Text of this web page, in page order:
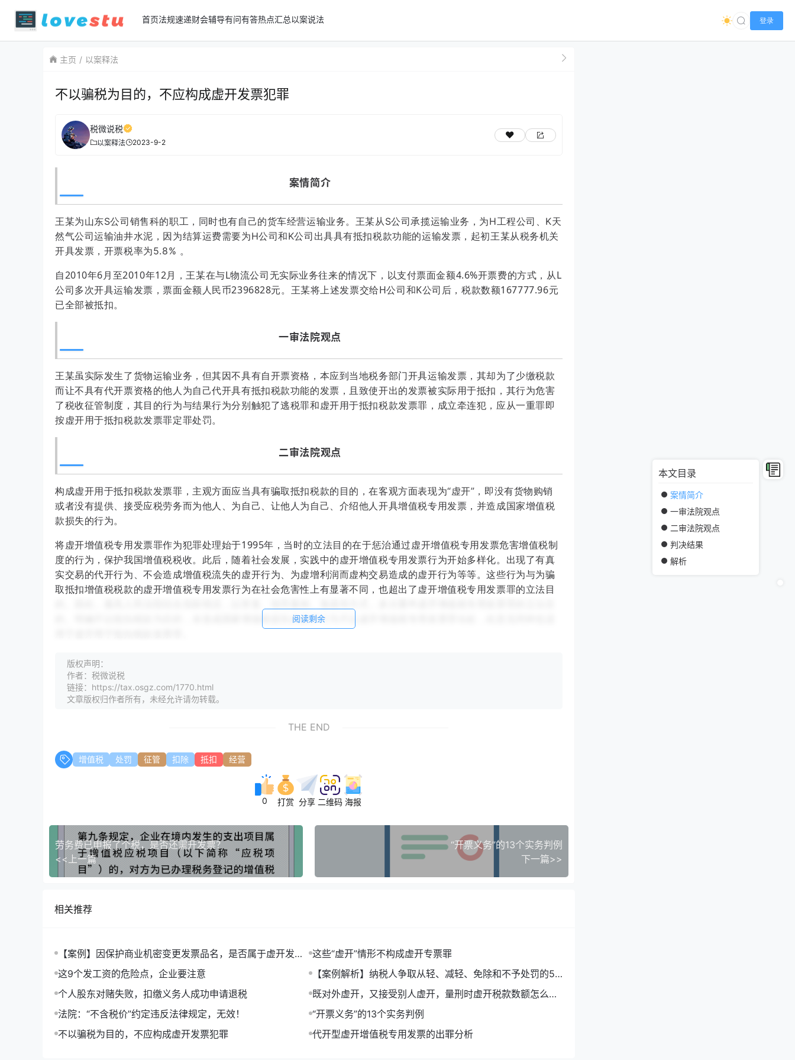
本文目录
案情简介
一审法院观点
二审法院观点
判决结果
解析
首页法规速递财会辅导有问有答热点汇总以案说法 登录
主页 以案释法
不以骗税为目的，不应构成虚开发票犯罪
税微说税
以案释法 2023-9-2
案情简介
王某为山东S公司销售科的职工，同时也有自己的货车经营运输业务。王某从S公司承揽运输业务，为H工程公司、K天
然气公司运输油井水泥，因为结算运费需要为H公司和K公司出具具有抵扣税款功能的运输发票，起初王某从税务机关
开具发票，开票税率为5.8% 。
自2010年6月至2010年12月，王某在与L物流公司无实际业务往来的情况下，以支付票面金额4.6%开票费的方式，从L
公司多次开具运输发票，票面金额人民币2396828元。王某将上述发票交给H公司和K公司后，税款数额167777.96元
已全部被抵扣。
一审法院观点
王某虽实际发生了货物运输业务，但其因不具有自开票资格，本应到当地税务部门开具运输发票，其却为了少缴税款
而让不具有代开票资格的他人为自己代开具有抵扣税款功能的发票，且致使开出的发票被实际用于抵扣，其行为危害
了税收征管制度，其目的行为与结果行为分别触犯了逃税罪和虚开用于抵扣税款发票罪，成立牵连犯，应从一重罪即
按虚开用于抵扣税款发票罪定罪处罚。
二审法院观点
构成虚开用于抵扣税款发票罪，主观方面应当具有骗取抵扣税款的目的，在客观方面表现为“虚开”，即没有货物购销
或者没有提供、接受应税劳务而为他人、为自己、让他人为自己、介绍他人开具增值税专用发票，并造成国家增值税
款损失的行为。
将虚开增值税专用发票罪作为犯罪处理始于1995年，当时的立法目的在于惩治通过虚开增值税专用发票危害增值税制
度的行为，保护我国增值税税收。此后，随着社会发展，实践中的虚开增值税专用发票行为开始多样化。出现了有真
实交易的代开行为、不会造成增值税流失的虚开行为、为虚增利润而虚构交易造成的虚开行为等等。这些行为与为骗
取抵扣增值税税款的虚开增值税专用发票行为在社会危害性上有显著不同，也超出了虚开增值税专用发票罪的立法目
的。明确不以抵扣税款为目的，未造成国家增值税损失的虚开行为不以虚开增值税专用发票罪论处，此意见同样也适
在本案中，S公司、受票单位均能证实被告人王某提供了真实的运输业务，不存在无真实货物交易虚开增值税专用发票
的行为，且开具的增值税专用发票都是按照真实的运费数额开具的。其开发票的目的是为了与收货单位结算运费，而
不是抵扣税款。原审判决也认可王某实际发生了货物运输业务。因此在案证据不能证实王某主观上有骗取抵扣税款的
故意。
其次，本案客观上并未造成国家税款的流失。如前所述，被告人王某为受票单位提供了真实的运输业务，开具的运费
行条例》第八条的规定，依法享有按7%的扣除率抵扣进项税款的权利。原审判决认定的“H公司和K公司用上述发票抵
扣税款167777.96元”系依法抵扣，并未造成国家税款的损失。
综上，被告人王某主观上没有骗取抵扣税款的犯罪故意，客观上既没有用于自己抵扣税款，也没有让他人以此非法抵
扣国家税款，没有造成国家税款的损失，不构成虚开用于抵扣税款发票罪。
王某的行为虽然不构成虚开用于抵扣税款发票罪，但其应到当地税务部门开具运输发票，却让不具有代开票资格的L公
司为自己代开具有抵扣税款功能的发票，且比税务机关开票税率低，少缴了部分营业税款。其行为危害了税收征管制
度，具有行政违法性。
解析
成虚开发票犯罪。如果当事人存在真实的货物劳务交易，仅让他人代开发票的行为，属于行政违法行为，应当受到行
政处罚。
阅读剩余
版权声明：
作者：税微说税
链接：https://tax.osgz.com/1770.html
文章版权归作者所有，未经允许请勿转载。
THE END
增值税 处罚 征管 扣除 抵扣 经营
0 打赏 分享 二维码 海报
劳务费已申报了个税，是否还需开发票？
<<上一篇
“开票义务”的13个实务判例
下一篇>>
相关推荐
【案例】因保护商业机密变更发票品名，是否属于虚开发
票？是否构成犯罪？
这些“虚开”情形不构成虚开专票罪
这9个发工资的危险点，企业要注意
【案例解析】纳税人争取从轻、减轻、免除和不予处罚的5
个路径
个人股东对赌失败，扣缴义务人成功申请退税
既对外虚开，又接受别人虚开，量刑时虚开税款数额怎么
算？
法院：“不含税价”约定违反法律规定，无效！
“开票义务”的13个实务判例
不以骗税为目的，不应构成虚开发票犯罪
代开型虚开增值税专用发票的出罪分析